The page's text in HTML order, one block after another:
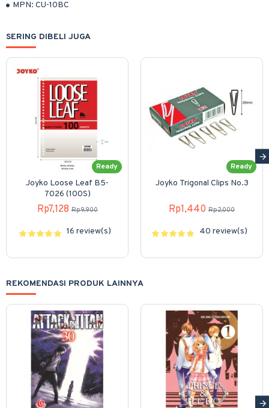
MPN: CU-10BC
SERING DIBELI JUGA
Ready
Joyko Loose Leaf B5-
7026 (100S)
Rp7,128 Rp9,900
16 review(s)
Ready
Joyko Trigonal Clips No.3
Rp1,440 Rp2,000
40 review(s)
REKOMENDASI PRODUK LAINNYA